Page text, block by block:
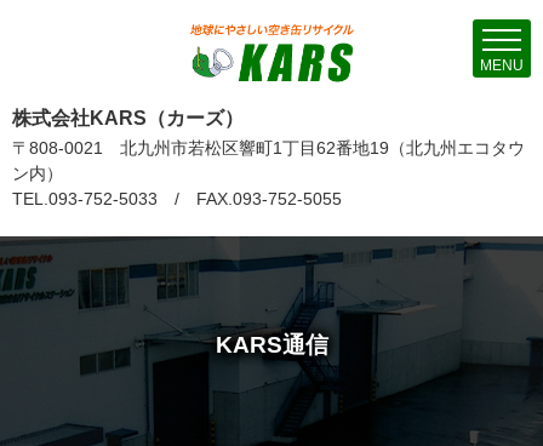
株式会社KARS（カーズ）
〒808-0021 北九州市若松区響町1丁目62番地19（北九州エコタウ
ン内）
TEL.093-752-5033 / FAX.093-752-5055
KARS通信
MENU